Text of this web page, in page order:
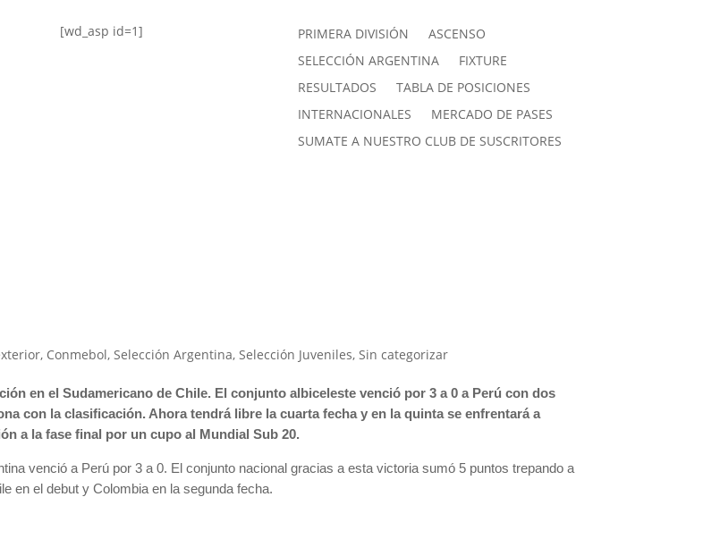
[wd_asp id=1] PRIMERA DIVISIÓN
ASCENSO
SELECCIÓN ARGENTINA
FIXTURE
RESULTADOS
TABLA DE POSICIONES
INTERNACIONALES
MERCADO DE PASES
SUMATE A NUESTRO CLUB DE SUSCRITORES
, Conmebol, Selección Argentina, Selección Juveniles, Sin categorizar
en el Sudamericano de Chile. El conjunto albiceleste venció por 3 a 0 a Perú con dos
con la clasificación. Ahora tendrá libre la cuarta fecha y en la quinta se enfrentará a
a la fase final por un cupo al Mundial Sub 20.
venció a Perú por 3 a 0. El conjunto nacional gracias a esta victoria sumó 5 puntos trepando a
en el debut y Colombia en la segunda fecha.